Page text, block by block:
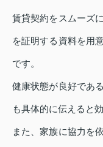
賃貸契約をスムーズ
を証明する資料を用
です。
健康状態が良好であ
も具体的に伝えると
また、家族に協力を